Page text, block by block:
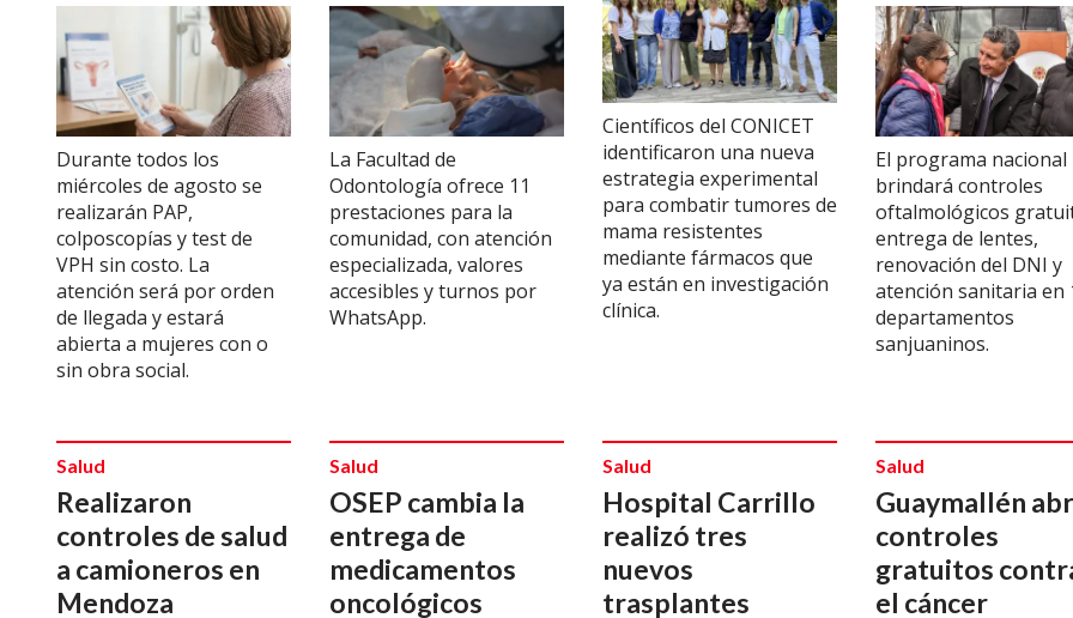
Durante todos los
miércoles de agosto se
realizarán PAP,
colposcopías y test de
VPH sin costo. La
atención será por orden
de llegada y estará
abierta a mujeres con o
sin obra social.
La Facultad de
Odontología ofrece 11
prestaciones para la
comunidad, con atención
especializada, valores
accesibles y turnos por
WhatsApp.
Científicos del CONICET
identificaron una nueva
estrategia experimental
para combatir tumores de
mama resistentes
mediante fármacos que
ya están en investigación
clínica.
El programa nacional
brindará controles
oftalmológicos
entrega de lentes,
renovación del DNI y
atención sanitaria en
departamentos
sanjuaninos.
Realizaron
controles de salud
a camioneros en
Mendoza
Salud
OSEP cambia la
entrega de
medicamentos
oncológicos
Salud
Hospital Carrillo
realizó tres
nuevos
trasplantes
Salud
Guaymallén
controles
gratuitos
el cáncer
Salud